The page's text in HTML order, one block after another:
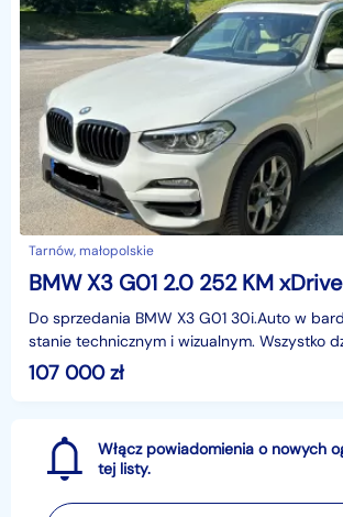
Tarnów, małopolskie
BMW X3 G01 2.0 252 KM xDrive
Do sprzedania BMW X3 G01 30i.Auto w
stanie technicznym i wizualnym. Wszystko
silnik pracuje równo,napęd 4x4
107 000zł
Włącz powiadomienia o nowych
tej listy.